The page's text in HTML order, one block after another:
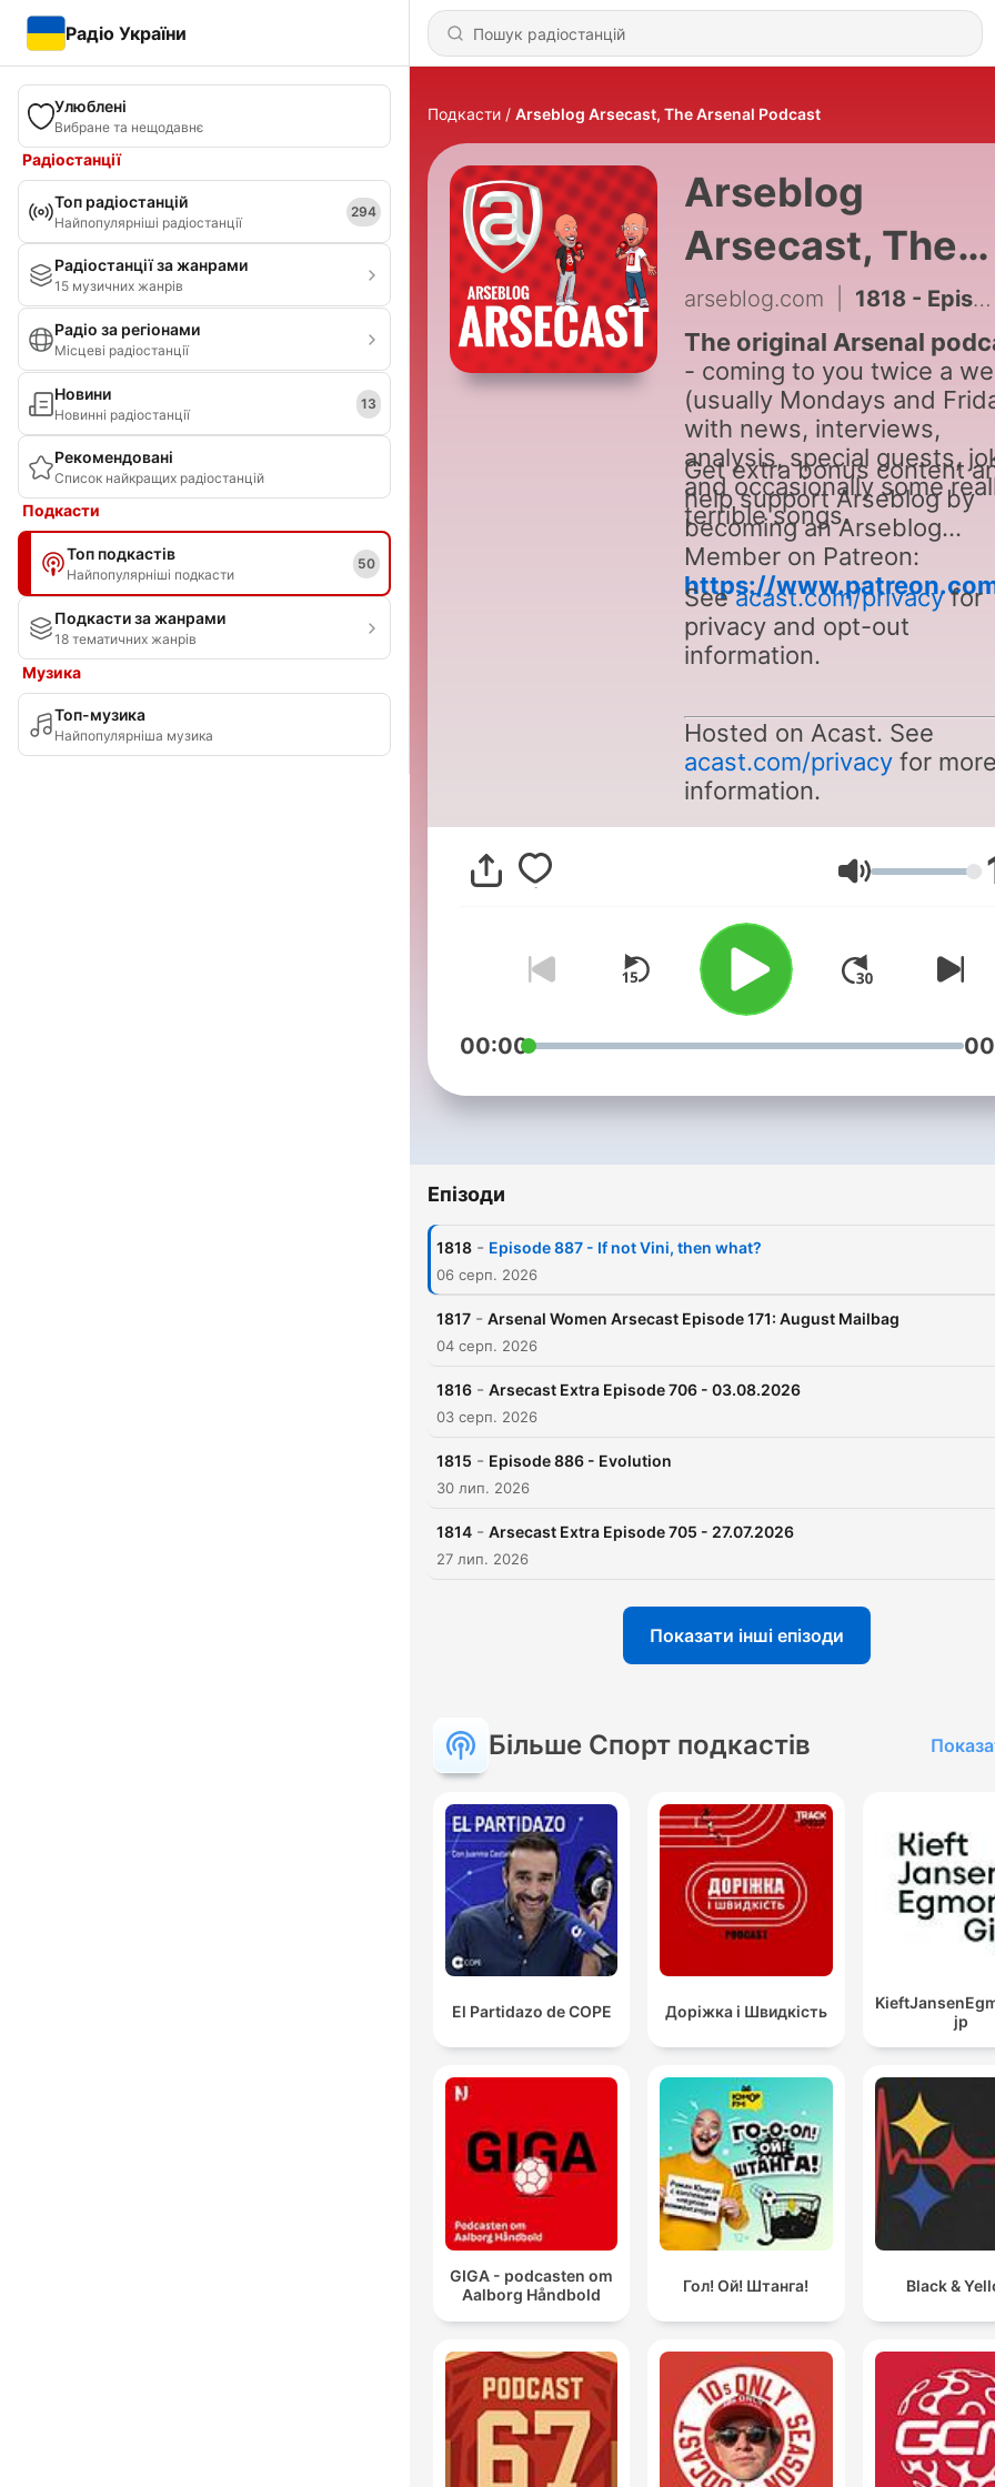
Радіо України
Улюблені
Вибране та нещодавнє
Радіостанції
Топ радіостанцій
Найпопулярніші радіостанції
294
Радіостанції за жанрами
15 музичних жанрів
Радіо за регіонами
Місцеві радіостанції
Новини
Новинні радіостанції
13
Рекомендовані
Список найкращих радіостанцій
Подкасти
Топ подкастів
Найпопулярніші подкасти
50
Подкасти за жанрами
18 тематичних жанрів
Музика
Топ-музика
Найпопулярніша музика
Подкасти Arseblog Arsecast, The Arsenal Podcast
Arseblog
Arsecast, The
Arsenal
arseblog.com 1818 - Episode 887 - If not Vini, then what?
The original Arsenal
- coming to you twice a
(usually Mondays and
with news, interviews,
analysis, special guests,
and occasionally some
terrible songs.
Get extra bonus content
help support Arseblog by
becoming an Arseblog
Member on Patreon:
https://
Seeacast.com/privacyfor
privacy and opt-out
information.
Hosted on Acast. See
acast.com/privacyfor
information.
Гучність
00:00
Епізоди
1818 - Episode 887 - If not Vini, then what?
06 серп. 2026
1817 - Arsenal Women Arsecast Episode 171: August Mailbag
04 серп. 2026
1816 - Arsecast Extra Episode 706 - 03.08.2026
03 серп. 2026
1815 - Episode 886 - Evolution
30 лип. 2026
1814 - Arsecast Extra Episode 705 - 27.07.2026
27 лип. 2026
Показати інші епізоди
Більше Спорт подкастів
El Partidazo de COPE Доріжка і Швидкість
jp
GIGA - podcasten om
Aalborg Håndbold
Гол! Ой! Штанга! Black &